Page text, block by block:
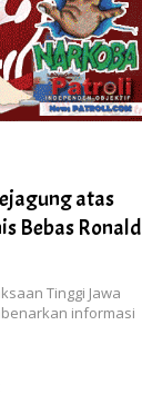
atas
Bebas Ronald
Tinggi Jawa
informasi